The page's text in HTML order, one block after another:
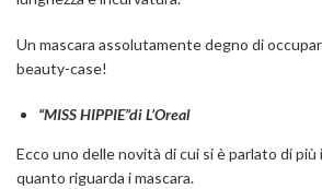
Un mascara assolutamente degno di
beauty-case!
“MISS HIPPIE”di L’Oreal
Ecco uno delle novità di cui si è parlato di
quanto riguarda i mascara.